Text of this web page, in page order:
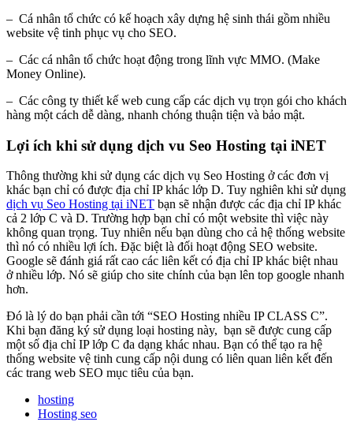
– Cá nhân tổ chức có kế hoạch xây dựng hệ sinh thái gồm nhiều
website vệ tinh phục vụ cho SEO.
– Các cá nhân tổ chức hoạt động trong lĩnh vực MMO. (Make
Money Online).
– Các công ty thiết kế web cung cấp các dịch vụ trọn gói cho khách
hàng một cách dễ dàng, nhanh chóng thuận tiện và bảo mật.
Lợi ích khi sử dụng dịch vu Seo Hosting tại iNET
Thông thường khi sử dụng các dịch vụ Seo Hosting ở các đơn vị
khác bạn chỉ có được địa chỉ IP khác lớp D. Tuy nghiên khi sử dụng
dịch vụ Seo Hosting tại iNET bạn sẽ nhận được các địa chỉ IP khác
cả 2 lớp C và D. Trường hợp bạn chỉ có một website thì việc này
không quan trọng. Tuy nhiên nếu bạn dùng cho cả hệ thống website
thì nó có nhiều lợi ích. Đặc biệt là đối hoạt động SEO website.
Google sẽ đánh giá rất cao các liên kết có địa chỉ IP khác biệt nhau
ở nhiều lớp. Nó sẽ giúp cho site chính của bạn lên top google nhanh
hơn.
Đó là lý do bạn phải cần tới “SEO Hosting nhiều IP CLASS C”.
Khi bạn đăng ký sử dụng loại hosting này, bạn sẽ được cung cấp
một số địa chỉ IP lớp C đa dạng khác nhau. Bạn có thể tạo ra hệ
thống website vệ tinh cung cấp nội dung có liên quan liên kết đến
các trang web SEO mục tiêu của bạn.
hosting
Hosting seo